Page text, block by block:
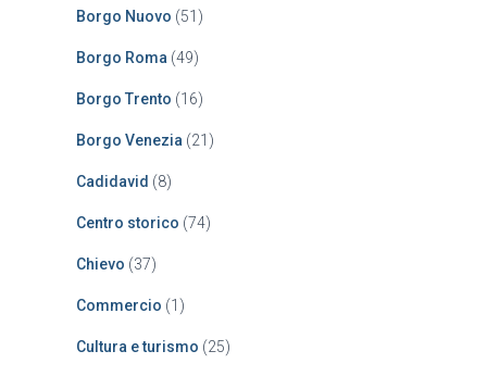
Borgo Nuovo (51)
Borgo Roma (49)
Borgo Trento (16)
Borgo Venezia (21)
Cadidavid (8)
Centro storico (74)
Chievo (37)
Commercio (1)
Cultura e turismo (25)